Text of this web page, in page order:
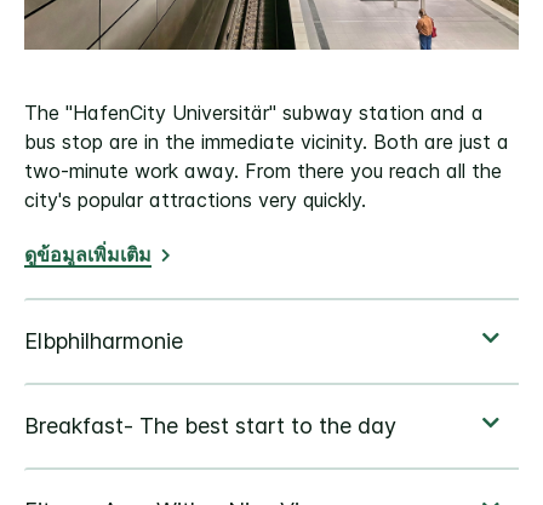
The "HafenCity Universitär" subway station and a
bus stop are in the immediate vicinity. Both are just a
two-minute work away. From there you reach all the
city's popular attractions very quickly.
ดูข้อมูลเพิ่มเติม